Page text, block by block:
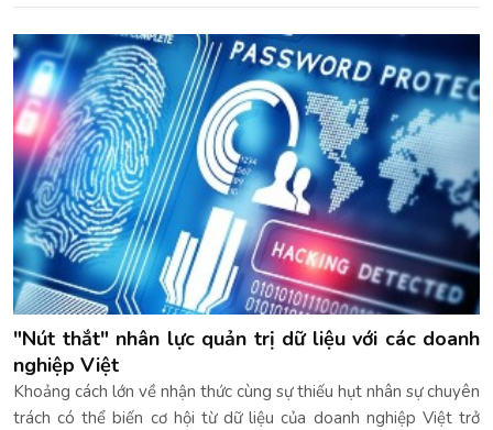
"Nút thắt" nhân lực quản trị dữ liệu với các doanh
nghiệp Việt
Khoảng cách lớn về nhận thức cùng sự thiếu hụt nhân sự chuyên
trách có thể biến cơ hội từ dữ liệu của doanh nghiệp Việt trở